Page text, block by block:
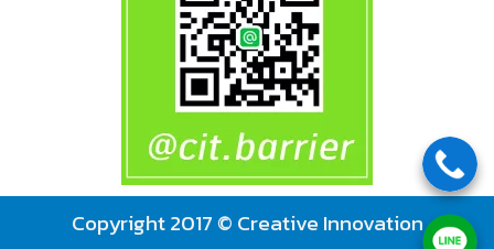
Copyright 2017 © Creative Innovation